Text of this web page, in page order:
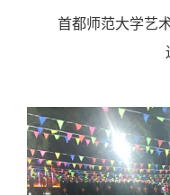
首都师范大学艺术